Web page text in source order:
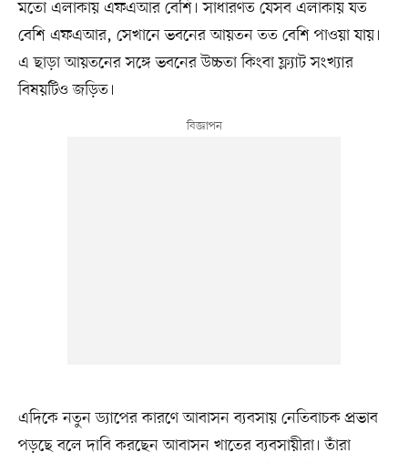
মতো এলাকায় এফএআর বেশি। সাধারণত যেসব এলাকায় যত
বেশি এফএআর, সেখানে ভবনের আয়তন তত বেশি পাওয়া যায়।
এ ছাড়া আয়তনের সঙ্গে ভবনের উচ্চতা কিংবা ফ্ল্যাট সংখ্যার
বিষয়টিও জড়িত।
এদিকে নতুন ড্যাপের কারণে আবাসন ব্যবসায় নেতিবাচক প্রভাব
পড়ছে বলে দাবি করছেন আবাসন খাতের ব্যবসায়ীরা। তাঁরা